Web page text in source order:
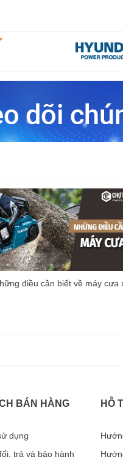
điều cần biết về máy cưa
BÁN HÀNG
dụng
trả và bảo hành
HỖ